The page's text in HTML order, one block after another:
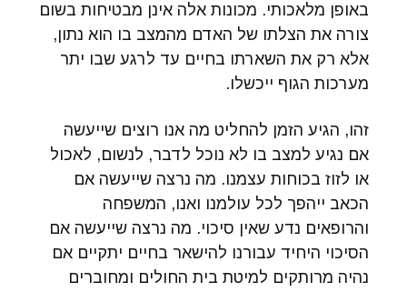
באופן מלאכותי. מכונות אלה אינן מבטיחות בשום
צורה את הצלתו של האדם מהמצב בו הוא נתון,
אלא רק את השארתו בחיים עד לרגע שבו יתר
מערכות הגוף ייכשלו.
זהו, הגיע הזמן להחליט מה אנו רוצים שייעשה
אם נגיע למצב בו לא נוכל לדבר, לנשום, לאכול
או לזוז בכוחות עצמנו. מה נרצה שייעשה אם
הכאב ייהפך לכל עולמנו ואנו, המשפחה
והרופאים נדע שאין סיכוי. מה נרצה שייעשה אם
הסיכוי היחיד עבורנו להישאר בחיים יתקיים אם
נהיה מרותקים למיטת בית החולים ומחוברים